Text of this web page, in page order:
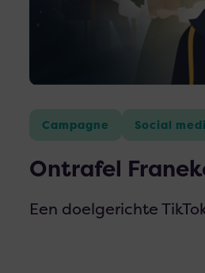
Campagne Social
Ontrafel
Een doelgerichte